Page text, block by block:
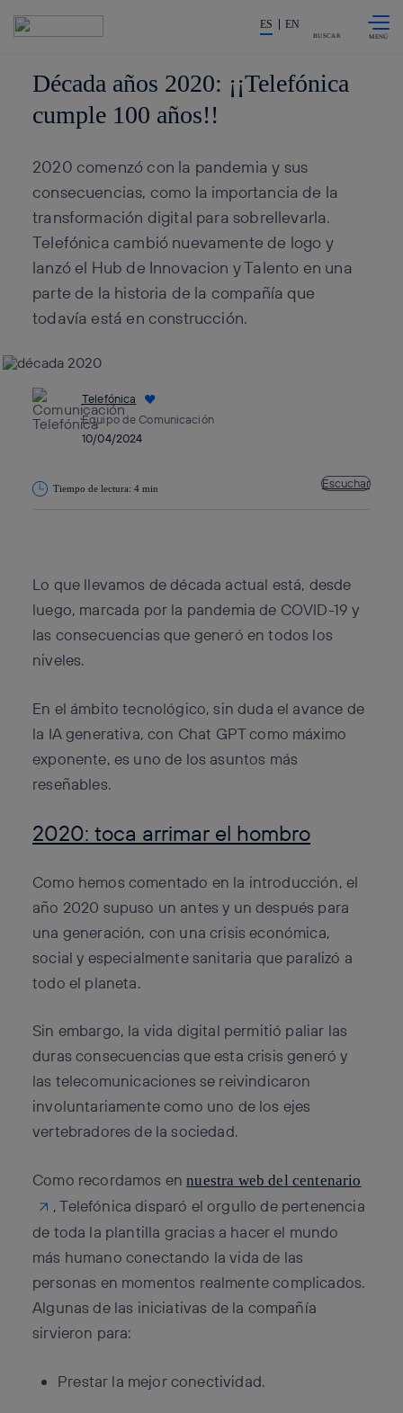
La acción en accionistas e
ES EN
BUSCAR
Década años 2020: ¡¡Telefónica
cumple 100 años!!
2020 comenzó con la pandemia y sus
consecuencias, como la importancia de la
transformación digital para sobrellevarla.
Telefónica cambió nuevamente de logo y
lanzó el Hub de Innovacion y Talento en una
parte de la historia de la compañía que
todavía está en construcción.
Telefónica
Equipo de Comunicación
10/04/2024
Tiempo de lectura: 4 min Escuchar
Lo que llevamos de década actual está, desde
luego, marcada por la pandemia de COVID-19 y
las consecuencias que generó en todos los
niveles.
En el ámbito tecnológico, sin duda el avance de
la IA generativa, con Chat GPT como máximo
exponente, es uno de los asuntos más
reseñables.
2020: toca arrimar el hombro
Como hemos comentado en la introducción, el
año 2020 supuso un antes y un después para
una generación, con una crisis económica,
social y especialmente sanitaria que paralizó a
todo el planeta.
Sin embargo, la vida digital permitió paliar las
duras consecuencias que esta crisis generó y
las telecomunicaciones se reivindicaron
involuntariamente como uno de los ejes
vertebradores de la sociedad.
Como recordamos ennuestra web del centenario
, Telefónica disparó el orgullo de pertenencia
de toda la plantilla gracias a hacer el mundo
más humano conectando la vida de las
personas en momentos realmente complicados.
Algunas de las iniciativas de la compañía
sirvieron para:
Prestar la mejor conectividad.